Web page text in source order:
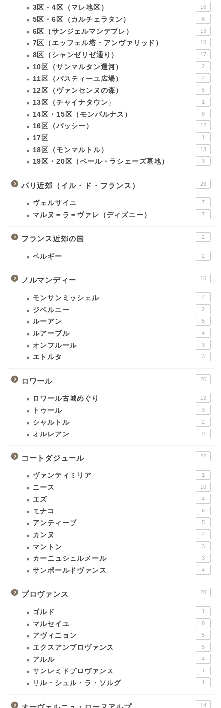
3区・4区（マレ地区） 16
5区・6区（カルチェラタン） 8
6区（サンジェルマンデプレ） 13
7区（エッフェル塔・アンヴァリッド） 16
8区（シャンゼリゼ通り） 17
10区（サンマルタン運河） 2
11区（バスティーユ広場） 4
12区（ヴァンセンヌの森） 5
13区（チャイナタウン） 1
14区・15区（モンパルナス） 6
16区（パッシー） 12
17区 1
18区（モンマルトル） 13
19区・20区（ペール・ラシェーズ墓地） 3
パリ近郊（イル・ド・フランス） 23
ヴェルサイユ 7
マルヌ＝ラ＝ヴァレ（ディズニー） 7
フランス近郊の国 2
ベルギー 2
ノルマンディー 16
モンサンミッシェル 4
ジベルニー 2
ルーアン 5
ルアーブル 4
オンフルール 3
エトルタ 3
ロワール 20
ロワール古城めぐり 13
トゥール 3
シャルトル 2
オルレアン 3
コートダジュール 22
ヴァンティミリア 1
ニース 10
エズ 4
モナコ 6
アンティーブ 5
カンヌ 4
マントン 3
カーニュシュルメール 3
サンポールドヴァンス 4
プロヴァンス 20
ゴルド 1
マルセイユ 8
アヴィニョン 5
エクスアンプロヴァンス 5
アルル 4
サンレミドプロヴァンス 1
リル・シュル・ラ・ソルグ 1
14